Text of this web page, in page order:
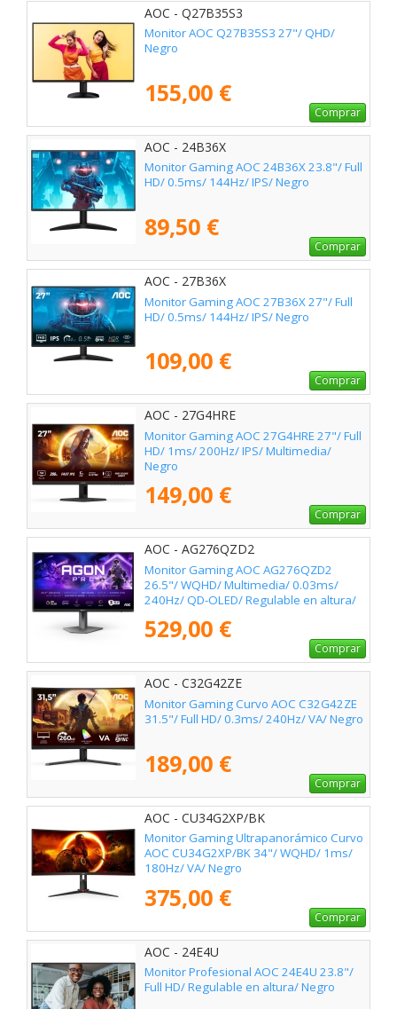
AOC - Q27B35S3
Monitor AOC Q27B35S3 27"/ QHD/
Negro
155,00 €
Comprar
AOC - 24B36X
Monitor Gaming AOC 24B36X 23.8"/ Full
HD/ 0.5ms/ 144Hz/ IPS/ Negro
89,50 €
Comprar
AOC - 27B36X
Monitor Gaming AOC 27B36X 27"/ Full
HD/ 0.5ms/ 144Hz/ IPS/ Negro
109,00 €
Comprar
AOC - 27G4HRE
Monitor Gaming AOC 27G4HRE 27"/ Full
HD/ 1ms/ 200Hz/ IPS/ Multimedia/
Negro
149,00 €
Comprar
AOC - AG276QZD2
Monitor Gaming AOC AG276QZD2
26.5"/ WQHD/ Multimedia/ 0.03ms/
240Hz/ QD-OLED/ Regulable en altura/
529,00 €
Comprar
AOC - C32G42ZE
Monitor Gaming Curvo AOC C32G42ZE
31.5"/ Full HD/ 0.3ms/ 240Hz/ VA/ Negro
189,00 €
Comprar
AOC - CU34G2XP/BK
Monitor Gaming Ultrapanorámico Curvo
AOC CU34G2XP/BK 34"/ WQHD/ 1ms/
180Hz/ VA/ Negro
375,00 €
Comprar
AOC - 24E4U
Monitor Profesional AOC 24E4U 23.8"/
Full HD/ Regulable en altura/ Negro